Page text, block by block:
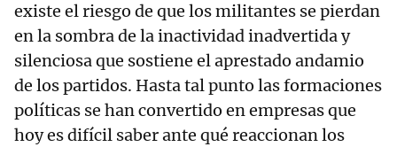
existe el riesgo de que los militantes se pierdan
en la sombra de la inactividad inadvertida y
silenciosa que sostiene el aprestado andamio
de los partidos. Hasta tal punto las formaciones
políticas se han convertido en empresas que
hoy es difícil saber ante qué reaccionan los